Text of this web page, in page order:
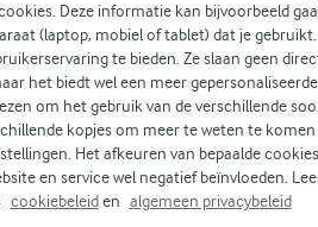
Deze informatie kan bijvoorbeeld
(laptop, mobiel of tablet) dat je gebruikt.
te bieden. Ze slaan geen
het biedt wel een meer
om het gebruik van de verschillende
kopjes om meer te weten te
Het afkeuren van bepaalde
en service wel negatief beïnvloeden.
cookiebeleiden algemeen privacybeleid